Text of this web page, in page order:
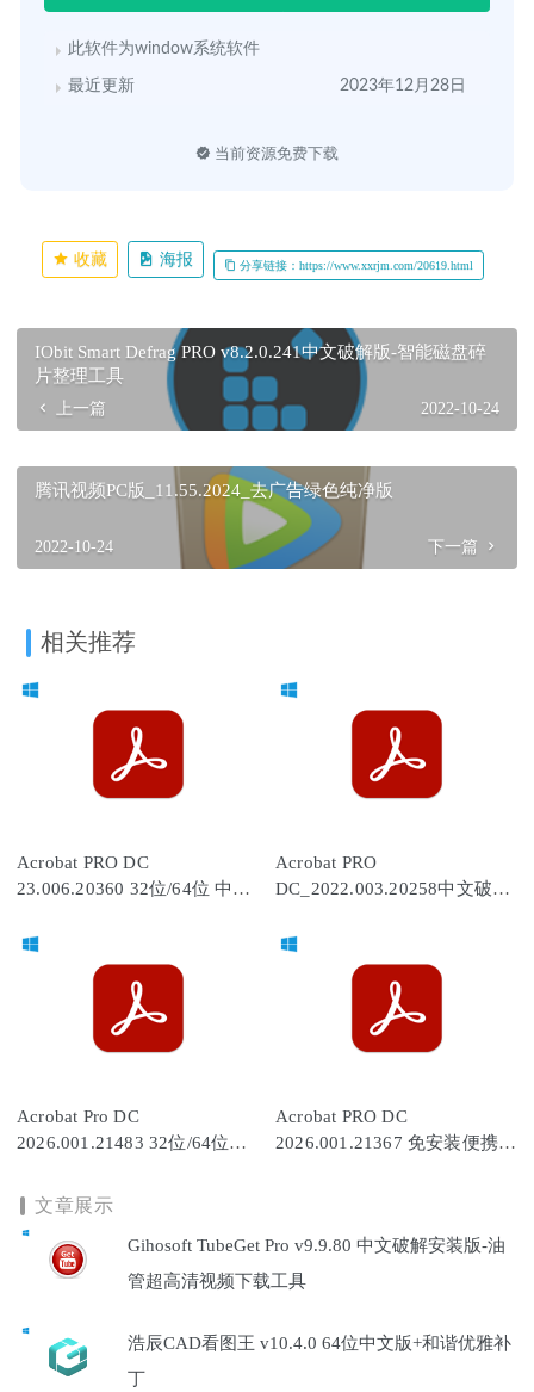
此软件为window系统软件
最近更新 2023年12月28日
当前资源免费下载
收藏 海报 分享链接：https://www.xxrjm.com/20619.html
IObit Smart Defrag PRO v8.2.0.241中文破解版-智能磁盘碎
片整理工具
上一篇 2022-10-24
腾讯视频PC版_11.55.2024_去广告绿色纯净版
2022-10-24 下一篇
相关推荐
Acrobat PRO DC
23.006.20360 32位/64位 中文
Acrobat PRO
DC_2022.003.20258中文破解
Acrobat Pro DC
2026.001.21483 32位/64位中
Acrobat PRO DC
2026.001.21367 免安装便携
文章展示
Gihosoft TubeGet Pro v9.9.80 中文破解安装版-油
管超高清视频下载工具
浩辰CAD看图王 v10.4.0 64位中文版+和谐优雅补
丁